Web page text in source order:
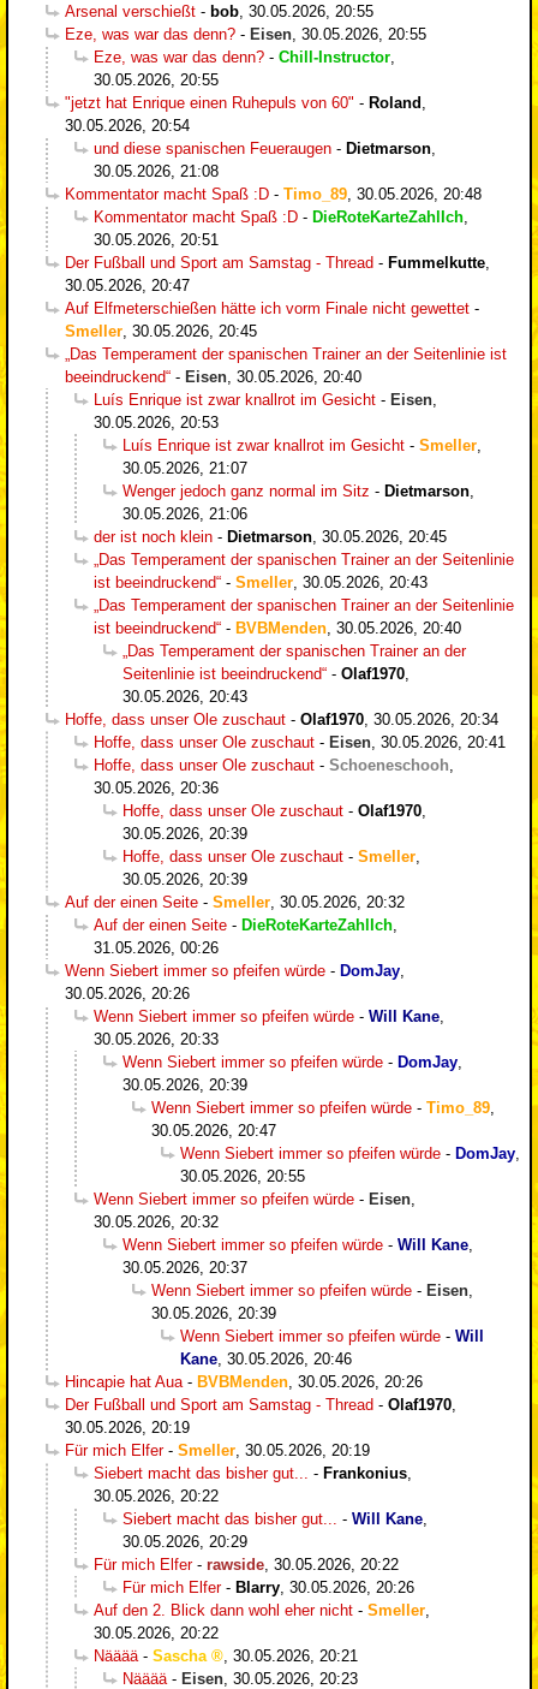
Arsenal verschießt - bob 30.05.2026, 20:55
Eze, was war das denn? - Eisen 30.05.2026, 20:55
Eze, was war das denn? - Chill-Instructor
30.05.2026, 20:55
"jetzt hat Enrique einen Ruhepuls von 60" - Roland
30.05.2026, 20:54
und diese spanischen Feueraugen - Dietmarson
30.05.2026, 21:08
Kommentator macht Spaß :D - Timo_89 30.05.2026, 20:48
Kommentator macht Spaß :D - DieRoteKarteZahlIch
30.05.2026, 20:51
Der Fußball und Sport am Samstag - Thread - Fummelkutte
30.05.2026, 20:47
Auf Elfmeterschießen hätte ich vorm Finale nicht gewettet -
Smeller 30.05.2026, 20:45
„Das Temperament der spanischen Trainer an der Seitenlinie ist
beeindruckend“ - Eisen 30.05.2026, 20:40
Luís Enrique ist zwar knallrot im Gesicht - Eisen
30.05.2026, 20:53
Luís Enrique ist zwar knallrot im Gesicht - Smeller
30.05.2026, 21:07
Wenger jedoch ganz normal im Sitz - Dietmarson
30.05.2026, 21:06
der ist noch klein - Dietmarson 30.05.2026, 20:45
„Das Temperament der spanischen Trainer an der Seitenlinie
ist beeindruckend“ - Smeller 30.05.2026, 20:43
„Das Temperament der spanischen Trainer an der Seitenlinie
ist beeindruckend“ - BVBMenden 30.05.2026, 20:40
„Das Temperament der spanischen Trainer an der
Seitenlinie ist beeindruckend“ - Olaf1970
30.05.2026, 20:43
Hoffe, dass unser Ole zuschaut - Olaf1970 30.05.2026, 20:34
Hoffe, dass unser Ole zuschaut - Eisen 30.05.2026, 20:41
Hoffe, dass unser Ole zuschaut - Schoeneschooh
30.05.2026, 20:36
Hoffe, dass unser Ole zuschaut - Olaf1970
30.05.2026, 20:39
Hoffe, dass unser Ole zuschaut - Smeller
30.05.2026, 20:39
Auf der einen Seite - Smeller 30.05.2026, 20:32
Auf der einen Seite - DieRoteKarteZahlIch
31.05.2026, 00:26
Wenn Siebert immer so pfeifen würde - DomJay
30.05.2026, 20:26
Wenn Siebert immer so pfeifen würde - Will Kane
30.05.2026, 20:33
Wenn Siebert immer so pfeifen würde - DomJay
30.05.2026, 20:39
Wenn Siebert immer so pfeifen würde - Timo_89
30.05.2026, 20:47
Wenn Siebert immer so pfeifen würde - DomJay
30.05.2026, 20:55
Wenn Siebert immer so pfeifen würde - Eisen
30.05.2026, 20:32
Wenn Siebert immer so pfeifen würde - Will Kane
30.05.2026, 20:37
Wenn Siebert immer so pfeifen würde - Eisen
30.05.2026, 20:39
Wenn Siebert immer so pfeifen würde - Will
Kane 30.05.2026, 20:46
Hincapie hat Aua - BVBMenden 30.05.2026, 20:26
Der Fußball und Sport am Samstag - Thread - Olaf1970
30.05.2026, 20:19
Für mich Elfer- Smeller 30.05.2026, 20:19
Siebert macht das bisher gut...
- Frankonius
30.05.2026, 20:22
Siebert macht das bisher gut...
- Will Kane
30.05.2026, 20:29
Für mich Elfer- rawside 30.05.2026, 20:22
Für mich Elfer- Blarry 30.05.2026, 20:26
Auf den 2. Blick dann wohl eher nicht - Smeller
30.05.2026, 20:22
Nääää - Sascha
30.05.2026, 20:21
Nääää - Eisen 30.05.2026, 20:23